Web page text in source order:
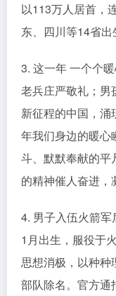
以113万人居首，
东、四川等14省出
3. 这一年 一个个
老兵庄严敬礼；
新征程的中国，
年我们身边的暖心
斗、默默奉献的平
的精神催人奋进，
4. 男子入伍火箭
1月出生，服役于
思想消极，以种种
部队除名。官方通